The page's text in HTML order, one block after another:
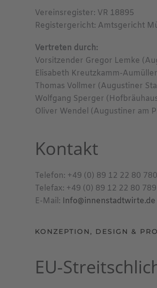
Vereinsregister: VR 18895
Registergericht: Amtsgericht
Vertreten durch:
Vorsitzender Gregor Lemke
Elisabeth Kreutzkamm-
Thomas Vollmer (Augustiner
Wolfgang Sperger
Oliver Wendel (Augustiner am
Kontakt
Telefon: +49 (0) 89 12 22 80 780
Telefax: +49 (0) 89 12 22 80 789
E-Mail: Info@innenstadtwirte.de
KONZEPTION, DESIGN &
EU-